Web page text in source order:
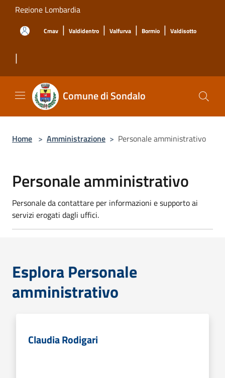
Salta al contenuto principale
Regione Lombardia
Cmav | Valdidentro | Valfurva | Bormio | Valdisotto
|
Comune di Sondalo
Home > Amministrazione > Personale amministrativo
Personale amministrativo
Personale da contattare per informazioni e supporto ai
servizi erogati dagli uffici.
Esplora Personale
amministrativo
Claudia Rodigari